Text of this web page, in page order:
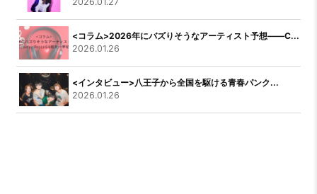
<コラム>2026年にバズりそうなアーティスト予想――C...
2026.01.26
<インタビュー>八王子から全国を駆ける青春パンク...
2026.01.26